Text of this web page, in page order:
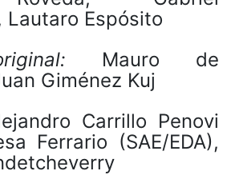
Lautaro Espósito
Mauro de
Giménez Kuj
Carrillo Penovi
Ferrario (SAE/EDA),